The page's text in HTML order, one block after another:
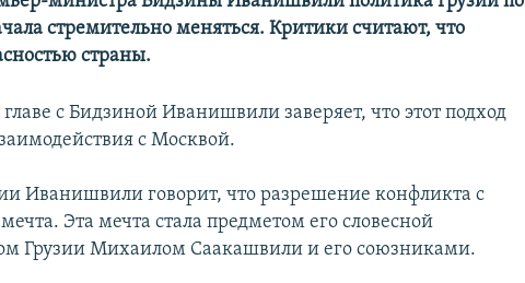
стремительно меняться. Критики считают, что
страны.
с Бидзиной Иванишвили заверяет, что этот подход
с Москвой.
Иванишвили говорит, что разрешение конфликта с
Эта мечта стала предметом его словесной
Грузии Михаилом Саакашвили и его союзниками.